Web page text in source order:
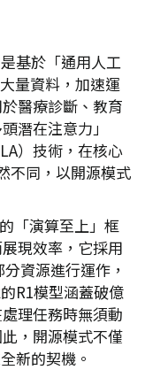
基於「通用人工
量資料，加速運
醫療診斷、教育
潛在注意力」
）技術，在核心
不同，以開源模式
「演算至上」框
現效率，它採用
資源進行運作，
R1模型涵蓋破億
理任務時無須動
，開源模式不僅
新的契機。